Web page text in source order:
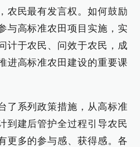
农民最有发言权。如何鼓励
与高标准农田项目实施，实
计于农民、问效于农民，成
进高标准农田建设的重要课
了系列政策措施，从高标准
到建后管护全过程引导农民
更多的参与感、获得感。各